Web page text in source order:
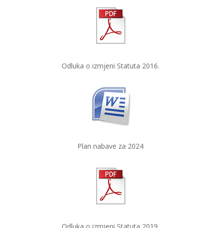
Odluka o izmjeni Statuta 2016.
Plan nabave za 2024